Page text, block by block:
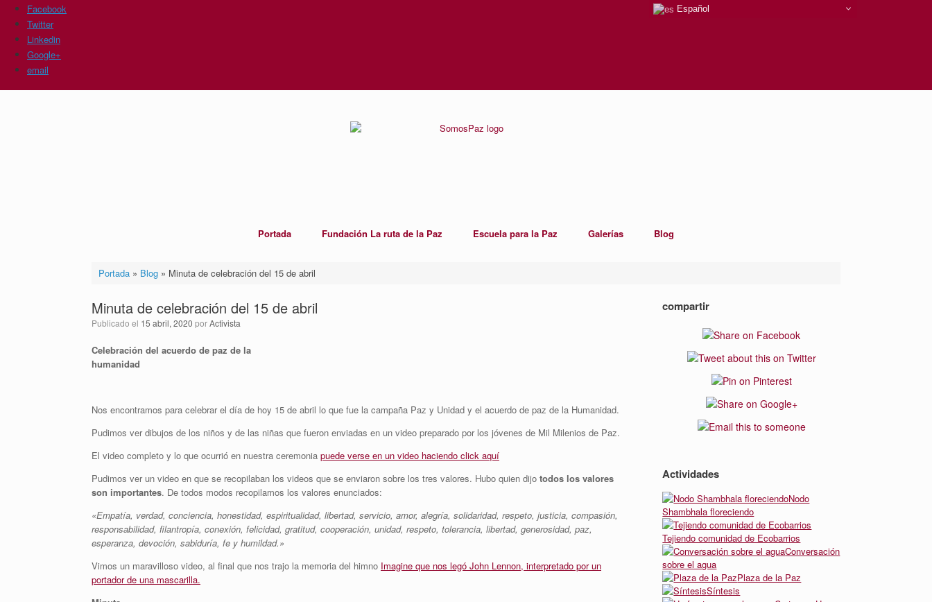
Facebook
Twitter
Linkedin
Google+
email
Portada Fundación La ruta de la Paz Escuela para la Paz Galerías Blog
Portada» Blog» Minuta de celebración del 15 de abril
Minuta de celebración del 15 de abril
Publicado el 15 abril, 2020 porActivista
Celebración del acuerdo de paz de la
humanidad
Nos encontramos para celebrar el día de hoy 15 de abril lo que fue la campaña Paz y Unidad y el acuerdo de paz de la Humanidad.
Pudimos ver dibujos de los niños y de las niñas que fueron enviadas en un video preparado por los jóvenes de Mil Milenios de Paz.
El video completo y lo que ocurrió en nuestra ceremonia puede verse en un video haciendo click aquí
Pudimos ver un video en que se recopilaban los videos que se enviaron sobre los tres valores. Hubo quien dijo todos los valores
son importantes. De todos modos recopilamos los valores enunciados:
«Empatía, verdad, conciencia, honestidad, espiritualidad, libertad, servicio, amor, alegría, solidaridad, respeto, justicia, compasión,
responsabilidad, filantropía, conexión, felicidad, gratitud, cooperación, unidad, respeto, tolerancia, libertad, generosidad, paz,
esperanza, devoción, sabiduría, fe y humildad.»
Vimos un maravilloso video, al final que nos trajo la memoria del himno Imagine que nos legó John Lennon, interpretado por un
portador de una mascarilla.
compartir
Actividades
Nodo
Shambhala floreciendo
Tejiendo comunidad de Ecobarrios
Conversación
sobre el agua
Plaza de la Paz
Síntesis
Español